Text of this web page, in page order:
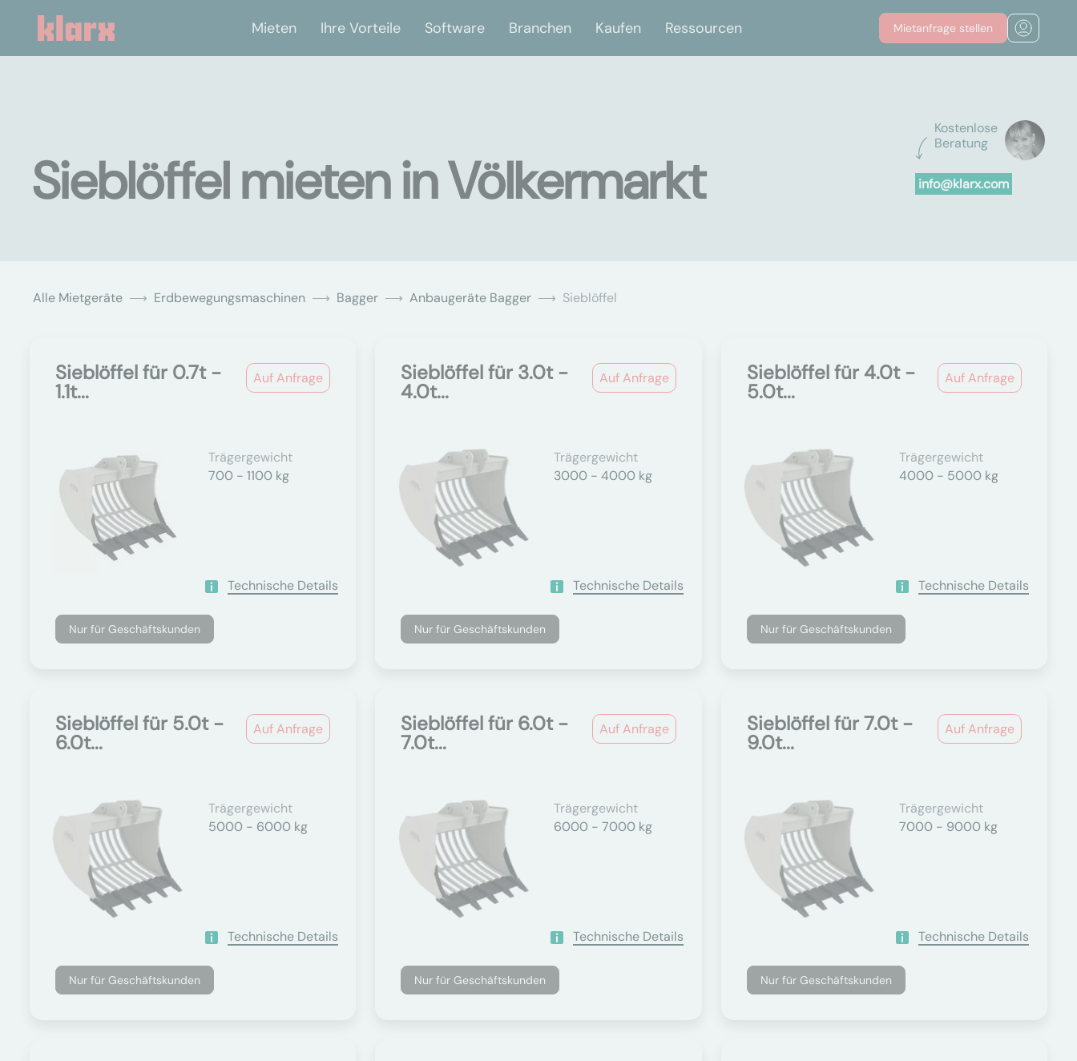
Mieten Ihre Vorteile Software Branchen Kaufen Ressourcen Mietanfrage stellen
Kostenlose
Beratung
info@klarx.com
Sieblöffel mieten in Völkermarkt
Alle Mietgeräte Erdbewegungsmaschinen Bagger Anbaugeräte Bagger Sieblöffel
Auf Anfrage
Sieblöffel für 0.7t -
1.1t...
Trägergewicht
700 - 1100 kg
Technische Details
Nur für Geschäftskunden
Auf Anfrage
Sieblöffel für 3.0t -
4.0t...
Trägergewicht
3000 - 4000 kg
Technische Details
Nur für Geschäftskunden
Auf Anfrage
Sieblöffel für 4.0t -
5.0t...
Trägergewicht
4000 - 5000 kg
Technische Details
Nur für Geschäftskunden
Auf Anfrage
Sieblöffel für 5.0t -
6.0t...
Trägergewicht
5000 - 6000 kg
Technische Details
Nur für Geschäftskunden
Auf Anfrage
Sieblöffel für 6.0t -
7.0t...
Trägergewicht
6000 - 7000 kg
Technische Details
Nur für Geschäftskunden
Auf Anfrage
Sieblöffel für 7.0t -
9.0t...
Trägergewicht
7000 - 9000 kg
Technische Details
Nur für Geschäftskunden